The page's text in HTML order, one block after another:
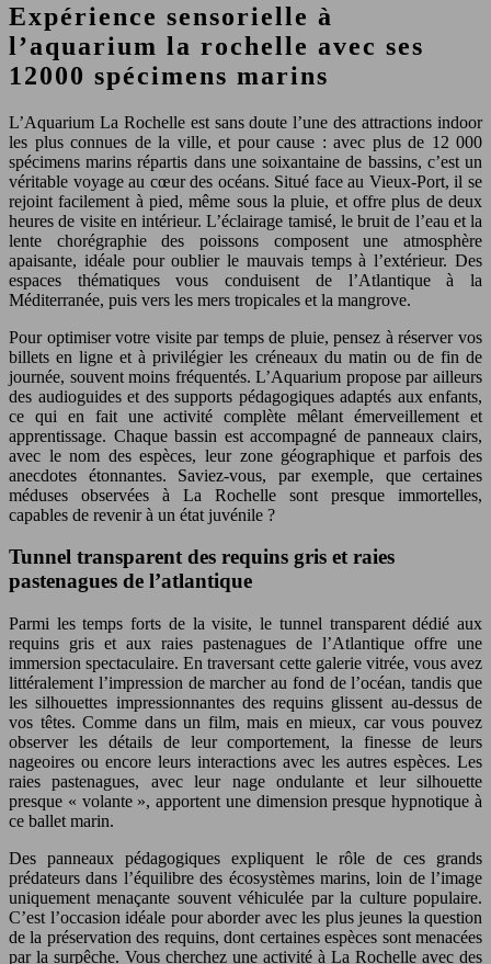
Expérience sensorielle à
l’aquarium la rochelle avec ses
12000 spécimens marins
L’Aquarium La Rochelle est sans doute l’une des attractions indoor
les plus connues de la ville, et pour cause : avec plus de 12 000
spécimens marins répartis dans une soixantaine de bassins, c’est un
véritable voyage au cœur des océans. Situé face au Vieux-Port, il se
rejoint facilement à pied, même sous la pluie, et offre plus de deux
heures de visite en intérieur. L’éclairage tamisé, le bruit de l’eau et la
lente chorégraphie des poissons composent une atmosphère
apaisante, idéale pour oublier le mauvais temps à l’extérieur. Des
espaces thématiques vous conduisent de l’Atlantique à la
Méditerranée, puis vers les mers tropicales et la mangrove.
Pour optimiser votre visite par temps de pluie, pensez à réserver vos
billets en ligne et à privilégier les créneaux du matin ou de fin de
journée, souvent moins fréquentés. L’Aquarium propose par ailleurs
des audioguides et des supports pédagogiques adaptés aux enfants,
ce qui en fait une activité complète mêlant émerveillement et
apprentissage. Chaque bassin est accompagné de panneaux clairs,
avec le nom des espèces, leur zone géographique et parfois des
anecdotes étonnantes. Saviez-vous, par exemple, que certaines
méduses observées à La Rochelle sont presque immortelles,
capables de revenir à un état juvénile ?
Tunnel transparent des requins gris et raies
pastenagues de l’atlantique
Parmi les temps forts de la visite, le tunnel transparent dédié aux
requins gris et aux raies pastenagues de l’Atlantique offre une
immersion spectaculaire. En traversant cette galerie vitrée, vous avez
littéralement l’impression de marcher au fond de l’océan, tandis que
les silhouettes impressionnantes des requins glissent au-dessus de
vos têtes. Comme dans un film, mais en mieux, car vous pouvez
observer les détails de leur comportement, la finesse de leurs
nageoires ou encore leurs interactions avec les autres espèces. Les
raies pastenagues, avec leur nage ondulante et leur silhouette
presque « volante », apportent une dimension presque hypnotique à
ce ballet marin.
Des panneaux pédagogiques expliquent le rôle de ces grands
prédateurs dans l’équilibre des écosystèmes marins, loin de l’image
uniquement menaçante souvent véhiculée par la culture populaire.
C’est l’occasion idéale pour aborder avec les plus jeunes la question
de la préservation des requins, dont certaines espèces sont menacées
par la surpêche. Vous cherchez une activité à La Rochelle avec des